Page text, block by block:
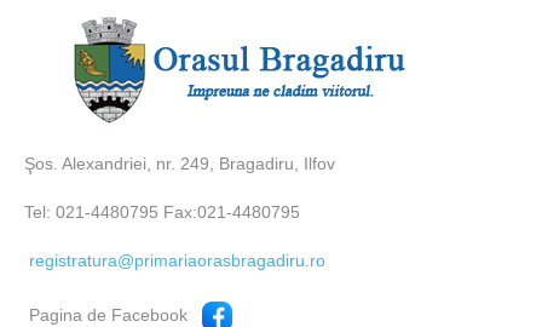
Şos. Alexandriei, nr. 249, Bragadiru, Ilfov
Tel: 021-4480795 Fax:021-4480795
registratura@primariaorasbragadiru.ro
Pagina de Facebook